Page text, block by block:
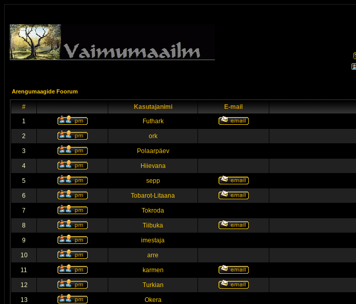
Arengumaagide Foorum
# Kasutajanimi E-mail
1
Futhark
2 ork
3 Polaarpäev
4 Hiievana
5 sepp
6 Tobarot-Litaana
7 Tokroda
8 Tiibuka
9 imestaja
10 arre
11 karmen
12 Turkian
13 Okera